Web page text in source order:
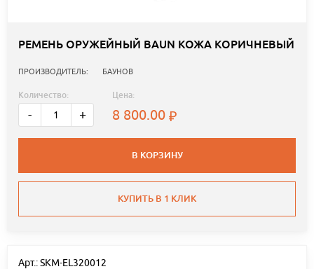
РЕМЕНЬ ОРУЖЕЙНЫЙ BAUN КОЖА КОРИЧНЕВЫЙ
ПРОИЗВОДИТЕЛЬ: БАУНОВ
Количество:
- +
Цена:
8 800.00
В КОРЗИНУ
КУПИТЬ В 1 КЛИК
Арт.: SKM-EL320012